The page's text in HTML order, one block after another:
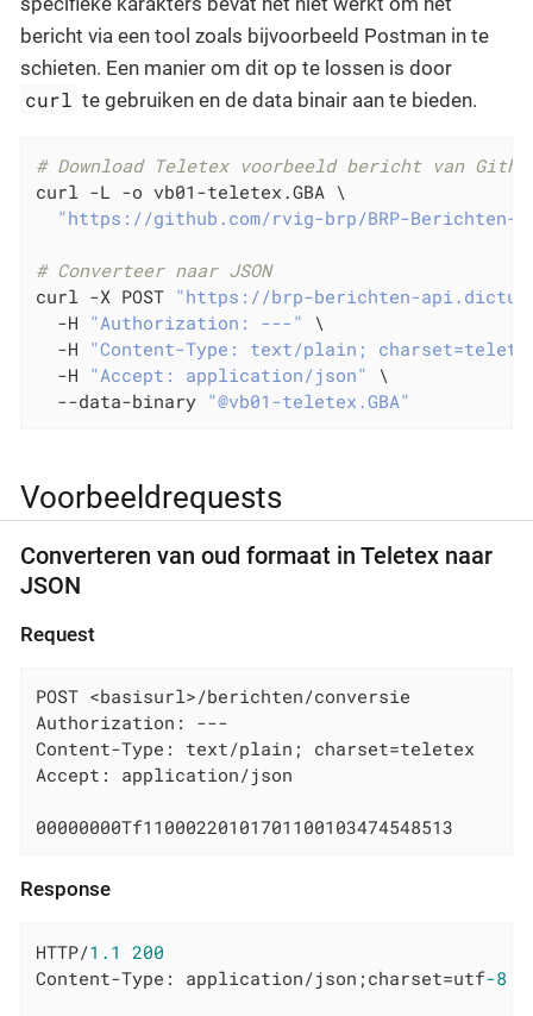
bericht via een tool zoals bijvoorbeeld Postman in te
schieten. Een manier om dit op te lossen is door
curl te gebruiken en de data binair aan te bieden.
# Download Teletex voorbeeld bericht van
curl -L -o vb01-teletex.GBA \
"https://github.com/rvig-brp/BRP-Berichten-
# Converteer naar JSON
curl -X POST "https://brp-berichten-
  -H
"Authorization: ---" \
  -H
"Content-Type: text/plain;
  -H
"Accept: application/json" \
  --data-binary
"@vb01-teletex.GBA"
Voorbeeldrequests
Converteren van oud formaat in Teletex naar
JSON
Request
POST <basisurl>/berichten/conversie
Authorization: ---
Content-Type: text/plain; charset=teletex
Accept: application/json
00000000Tf11000220101701100103474548513
Response
HTTP/1.1
200
Content-Type: application/json;charset=utf-8